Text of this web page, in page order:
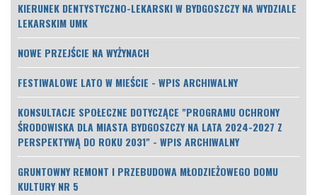
KIERUNEK DENTYSTYCZNO-LEKARSKI W BYDGOSZCZY NA WYDZIALE
LEKARSKIM UMK
NOWE PRZEJŚCIE NA WYŻYNACH
FESTIWALOWE LATO W MIEŚCIE - WPIS ARCHIWALNY
KONSULTACJE SPOŁECZNE DOTYCZĄCE "PROGRAMU OCHRONY
ŚRODOWISKA DLA MIASTA BYDGOSZCZY NA LATA 2024-2027 Z
PERSPEKTYWĄ DO ROKU 2031" - WPIS ARCHIWALNY
GRUNTOWNY REMONT I PRZEBUDOWA MŁODZIEŻOWEGO DOMU
KULTURY NR 5